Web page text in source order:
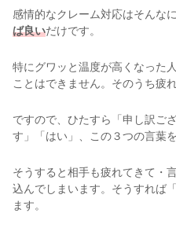
感情的なクレーム対応はそんな
ば良いだけです。
特にグワッと温度が高くなった
ことはできません。そのうち疲
ですので、ひたすら「申し訳ご
す」「はい」、この３つの言葉
そうすると相手も疲れてきて・
込んでしまいます。そうすれば
ます。